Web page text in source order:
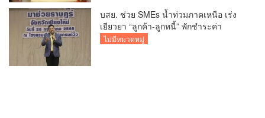
บสย. ช่วย SMEs น้ำท่วมภาคเหนือ เร่ง
เยียวยา “ลูกค้า-ลูกหนี้” พักชำระค่า
ธรรมเนียม-ค่างวด
ไม่มีหมวดหมู่